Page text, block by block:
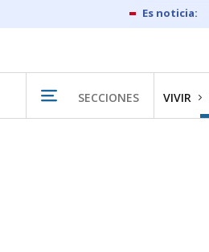
SECCIONES VIVIR